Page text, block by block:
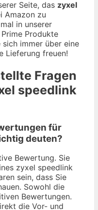
Seite, das zyxel
Amazon zu
in unserer
Produkte
sich immer über eine
Lieferung freuen!
Fragen
speedlink
für
deuten?
Bewertung. Sie
zyxel speedlink
sein, dass Sie
Sowohl die
Bewertungen.
die Vor- und